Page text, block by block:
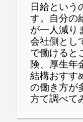
日給という
す。自分の
が一人減り
会社側とし
で働けると
険、厚生年
結構おすす
の働き方が
方て調べて